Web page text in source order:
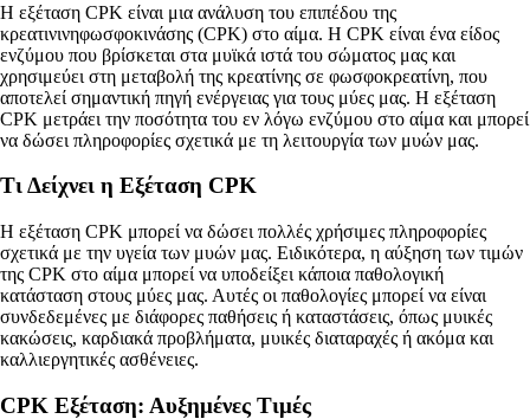
Η εξέταση CPK είναι μια ανάλυση του επιπέδου της
κρεατινινηφωσφοκινάσης (CPK) στο αίμα. Η CPK είναι ένα είδος
ενζύμου που βρίσκεται στα μυϊκά ιστά του σώματος μας και
χρησιμεύει στη μεταβολή της κρεατίνης σε φωσφοκρεατίνη, που
αποτελεί σημαντική πηγή ενέργειας για τους μύες μας. Η εξέταση
CPK μετράει την ποσότητα του εν λόγω ενζύμου στο αίμα και μπορεί
να δώσει πληροφορίες σχετικά με τη λειτουργία των μυών μας.
Τι Δείχνει η Εξέταση CPK
Η εξέταση CPK μπορεί να δώσει πολλές χρήσιμες πληροφορίες
σχετικά με την υγεία των μυών μας. Ειδικότερα, η αύξηση των τιμών
της CPK στο αίμα μπορεί να υποδείξει κάποια παθολογική
κατάσταση στους μύες μας. Αυτές οι παθολογίες μπορεί να είναι
συνδεδεμένες με διάφορες παθήσεις ή καταστάσεις, όπως μυικές
κακώσεις, καρδιακά προβλήματα, μυικές διαταραχές ή ακόμα και
καλλιεργητικές ασθένειες.
CPK Εξέταση: Αυξημένες Τιμές